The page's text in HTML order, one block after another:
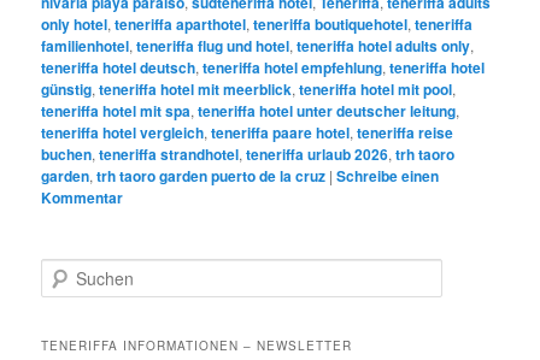
only hotel,teneriffa aparthotel,teneriffa boutiquehotel,teneriffa
familienhotel,teneriffa flug und hotel,teneriffa hotel adults only,
teneriffa hotel deutsch,teneriffa hotel empfehlung,teneriffa hotel
günstig,teneriffa hotel mit meerblick,teneriffa hotel mit pool,
teneriffa hotel mit spa,teneriffa hotel unter deutscher leitung,
teneriffa hotel vergleich,teneriffa paare hotel,teneriffa reise
buchen,teneriffa strandhotel,teneriffa urlaub 2026,trh taoro
garden,trh taoro garden puerto de la cruz |Schreibe einen
Kommentar
u
h
TENERIFFA INFORMATIONEN – NEWSLETTER